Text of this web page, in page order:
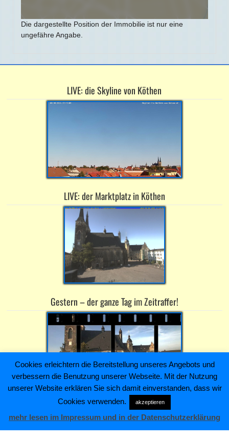
Die dargestellte Position der Immobilie ist nur eine
ungefähre Angabe.
LIVE: die Skyline von Köthen
LIVE: der Marktplatz in Köthen
Gestern – der ganze Tag im Zeitraffer!
Heiko Kaiser Immobilien & Hausverwaltung ~ Schloßstraße 4 ~
06366 Köthen (Anhalt) ~ Telefon: +493496211445
Cookies erleichtern die Bereitstellung unseres Angebots und
verbessern die Benutzung unserer Webseite. Mit der Nutzung
unserer Website erklären Sie sich damit einverstanden, dass wir
Cookies verwenden.
akzeptieren
mehr lesen im Impressum und in der Datenschutzerklärung